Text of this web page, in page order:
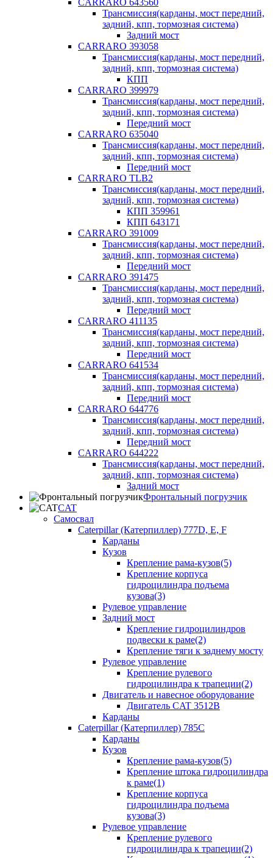
CARRARO 643560
Трансмиссия(карданы, мост передний,
задний, кпп, тормозная система)
Задний мост
CARRARO 393058
Трансмиссия(карданы, мост передний,
задний, кпп, тормозная система)
КПП
CARRARO 399979
Трансмиссия(карданы, мост передний,
задний, кпп, тормозная система)
Передний мост
CARRARO 635040
Трансмиссия(карданы, мост передний,
задний, кпп, тормозная система)
Передний мост
CARRARO TLB2
Трансмиссия(карданы, мост передний,
задний, кпп, тормозная система)
КПП 359961
КПП 643171
CARRARO 391009
Трансмиссия(карданы, мост передний,
задний, кпп, тормозная система)
Передний мост
CARRARO 391475
Трансмиссия(карданы, мост передний,
задний, кпп, тормозная система)
Передний мост
CARRARO 411135
Трансмиссия(карданы, мост передний,
задний, кпп, тормозная система)
Передний мост
CARRARO 641534
Трансмиссия(карданы, мост передний,
задний, кпп, тормозная система)
Передний мост
CARRARO 644776
Трансмиссия(карданы, мост передний,
задний, кпп, тормозная система)
Передний мост
CARRARO 644222
Трансмиссия(карданы, мост передний,
задний, кпп, тормозная система)
Задний мост
Фронтальный погрузчик
CAT
Самосвал
Caterpillar (Катерпиллер) 777D, E, F
Карданы
Кузов
Крепление рама-кузов(5)
Крепление корпуса
гидроцилиндра подъема
кузова(3)
Рулевое управление
Задний мост
Крепление гидроцилиндров
подвески к раме(2)
Крепление тяги к заднему мосту
Рулевое управление
Крепление рулевого
гидроцилиндра к трапеции(2)
Двигатель и навесное оборудование
Двигатель CAT 3512B
Карданы
Caterpillar (Катерпиллер) 785C
Карданы
Кузов
Крепление рама-кузов(5)
Крепление штока гидроцилиндра
к раме(1)
Крепление корпуса
гидроцилиндра подъема
кузова(3)
Рулевое управление
Крепление рулевого
гидроцилиндра к трапеции(2)